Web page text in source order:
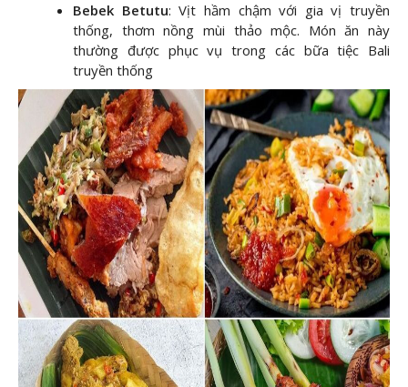
Bebek Betutu: Vịt hầm chậm với gia vị truyền
thống, thơm nồng mùi thảo mộc. Món ăn này
thường được phục vụ trong các bữa tiệc Bali
truyền thống